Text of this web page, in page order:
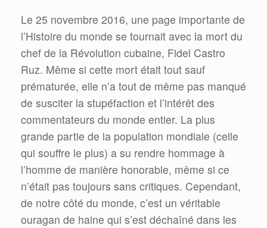
Le 25 novembre 2016, une page importante de
l’Histoire du monde se tournait avec la mort du
chef de la Révolution cubaine, Fidel Castro
Ruz. Même si cette mort était tout sauf
prématurée, elle n’a tout de même pas manqué
de susciter la stupéfaction et l’intérêt des
commentateurs du monde entier. La plus
grande partie de la population mondiale (celle
qui souffre le plus) a su rendre hommage à
l’homme de manière honorable, même si ce
n’était pas toujours sans critiques. Cependant,
de notre côté du monde, c’est un véritable
ouragan de haine qui s’est déchaîné dans les